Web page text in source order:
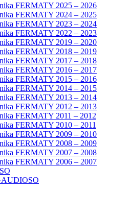
FERMATY 2025 – 2026
FERMATY 2024 – 2025
FERMATY 2023 – 2024
FERMATY 2022 – 2023
FERMATY 2019 – 2020
FERMATY 2018 – 2019
FERMATY 2017 – 2018
FERMATY 2016 – 2017
FERMATY 2015 – 2016
FERMATY 2014 – 2015
FERMATY 2013 – 2014
FERMATY 2012 – 2013
FERMATY 2011 – 2012
FERMATY 2010 – 2011
FERMATY 2009 – 2010
FERMATY 2008 – 2009
FERMATY 2007 – 2008
FERMATY 2006 – 2007